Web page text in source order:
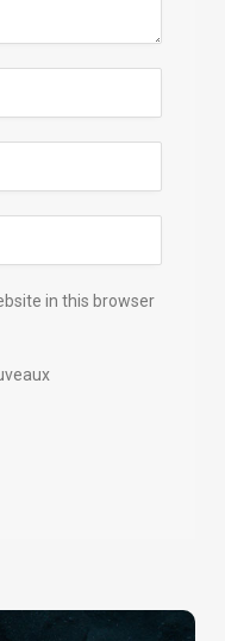
in this browser